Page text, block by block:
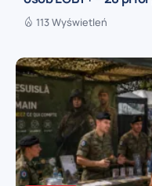
113 Wyświetleń